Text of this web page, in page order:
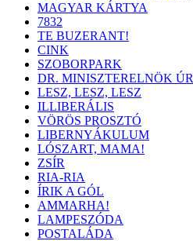
MAGYAR KÁRTYA
7832
TE BUZERANT!
CINK
SZOBORPARK
DR. MINISZTERELNÖK ÚR
LESZ, LESZ, LESZ
ILLIBERÁLIS
VÖRÖS PROSZTÓ
LIBERNYÁKULUM
LÓSZART, MAMA!
ZSÍR
RIA-RIA
ÍRIK A GÓL
AMMARHA!
LAMPESZÓDA
POSTALÁDA